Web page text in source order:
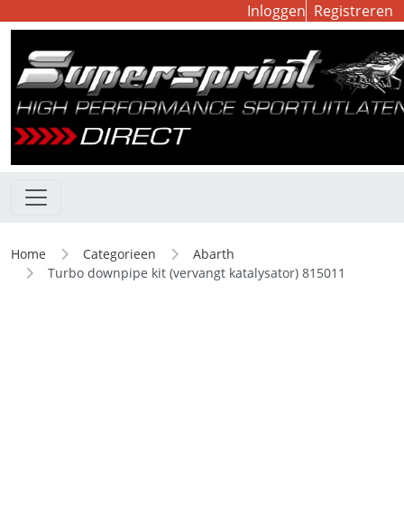
Inloggen Registreren
Home Categorieen
Abarth
Turbo downpipe kit (vervangt katalysator) 815011